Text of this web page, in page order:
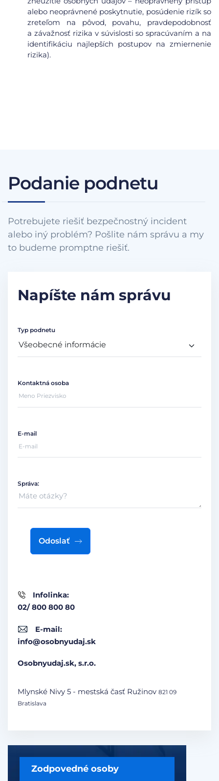
alebo neoprávnené poskytnutie, posúdenie rizík so
zreteľom na pôvod, povahu, pravdepodobnosť
a závažnosť rizika v súvislosti so spracúvaním a na
identifikáciu najlepších postupov na zmiernenie
rizika).
Podanie podnetu
Potrebujete riešiť bezpečnostný incident
alebo iný problém? Pošlite nám správu a my
to budeme promptne riešiť.
Zodpovedné osoby
Napíšte nám správu
Infolinka:
02/ 800 800 80
E-mail:
info@osobnyudaj.sk
Osobnyudaj.sk, s.r.o.
Mlynské Nivy 5 - mestská časť Ružinov 821 09
Bratislava
Typ podnetu
Kontaktná osoba
E-mail
Správa:
Odoslať